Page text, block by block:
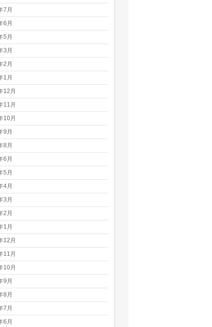
7月
6月
5月
3月
2月
1月
12月
11月
10月
9月
8月
6月
5月
4月
3月
2月
1月
12月
11月
10月
9月
8月
7月
6月